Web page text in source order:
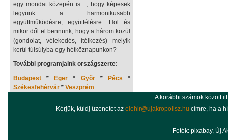
egy mondat közepén is…, hogy képesek
legyünk a harmonikusabb
együttműködésre, együttélésre. Hol és
mikor dől el bennünk, hogy a három közül
(gondolat, vélekedés, ítélkezés) melyik
kerül túlsúlyba egy hétköznapunkon?
További programjaink országszerte:
Budapest * Eger * Győr* Pécs *
Székesfehérvár * Veszprém
A korábbi számok közöttitt
Kérjük, küldj üzenetet az elehir@ujakropolisz.hu címre, ha a
Fotók: pixabay, Új